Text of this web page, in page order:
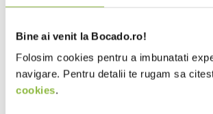
Bine ai venit la Bocado.ro!
Folosim cookies pentru a imbunatati
navigare. Pentru detalii te rugam sa
cookies.
de copt si lasati-le sa se
cuptorul la 200°C. Introduceti tava
coaceti demibaghetele timp de 6-8
functie de caracteristicile
dumneavoastra este posibil sa fie